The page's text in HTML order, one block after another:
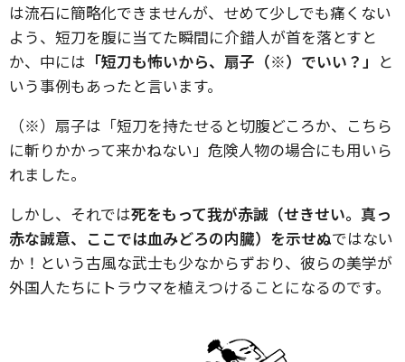
は流石に簡略化できませんが、せめて少しでも痛くない
よう、短刀を腹に当てた瞬間に介錯人が首を落とすと
か、中には 「短刀も怖いから、扇子（※）でいい？」 と
いう事例もあったと言います。
（※）扇子は「短刀を持たせると切腹どころか、こちら
に斬りかかって来かねない」危険人物の場合にも用いら
れました。
しかし、それでは死をもって我が赤誠（せきせい。真っ
赤な誠意、ここでは血みどろの内臓）を示せぬではない
か！という古風な武士も少なからずおり、彼らの美学が
外国人たちにトラウマを植えつけることになるのです。